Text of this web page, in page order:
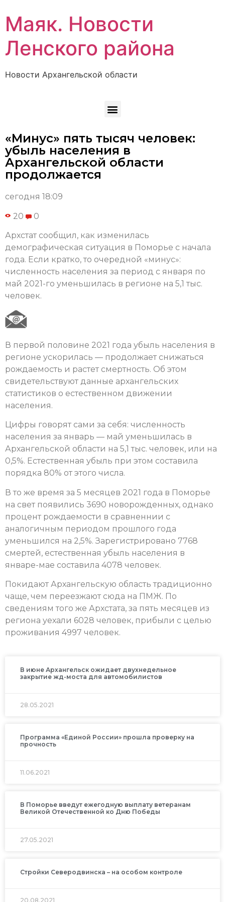
Маяк. Новости
Ленского района
Новости Архангельской области
«Минус» пять тысяч человек:
убыль населения в
Архангельской области
продолжается
сегодня 18:09
20 0
Архстат сообщил, как изменилась
демографическая ситуация в Поморье с начала
года. Если кратко, то очередной «минус»:
численность населения за период с января по
май 2021-го уменьшилась в регионе на 5,1 тыс.
человек.
В первой половине 2021 года убыль населения в
регионе ускорилась — продолжает снижаться
рождаемость и растет смертность. Об этом
свидетельствуют данные архангельских
статистиков о естественном движении
населения.
Цифры говорят сами за себя: численность
населения за январь — май уменьшилась в
Архангельской области на 5,1 тыс. человек, или на
0,5%. Естественная убыль при этом составила
порядка 80% от этого числа.
В то же время за 5 месяцев 2021 года в Поморье
на свет появились 3690 новорожденных, однако
процент рождаемости в сравненнии с
аналогичным периодом прошлого года
уменьшился на 2,5%. Зарегистрировано 7768
смертей, естественная убыль населения в
январе-мае составила 4078 человек.
Покидают Архангельскую область традиционно
чаще, чем переезжают сюда на ПМЖ. По
сведениям того же Архстата, за пять месяцев из
региона уехали 6028 человек, прибыли с целью
проживания 4997 человек.
В июне Архангельск ожидает двухнедельное
закрытие жд-моста для автомобилистов
28.05.2021
Программа «Единой России» прошла проверку на
прочность
11.06.2021
В Поморье введут ежегодную выплату ветеранам
Великой Отечественной ко Дню Победы
27.05.2021
Стройки Северодвинска – на особом контроле
20.08.2021